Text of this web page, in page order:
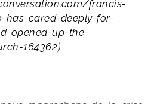
francis-
has-cared-deeply-for-
opened-up-the-
164362)